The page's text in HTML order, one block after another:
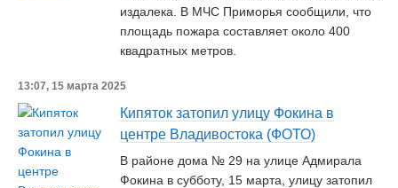
издалека. В МЧС Приморья сообщили, что
площадь пожара составляет около 400
квадратных метров.
13:07, 15 марта 2025
Кипяток затопил улицу Фокина в
центре Владивостока (ФОТО)
В районе дома № 29 на улице Адмирала
Фокина в субботу, 15 марта, улицу затопил